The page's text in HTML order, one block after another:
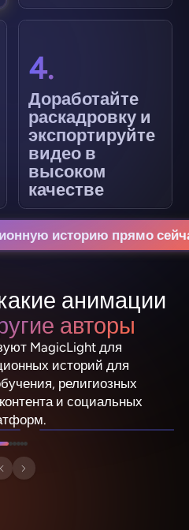
4.
Доработайте
раскадровку и
экспортируйте
видео в
высоком
качестве
историю прямо
анимации
авторы
MagicLight для
историй для
религиозных
и социальных
PixelRonin
Momo The Moshroom